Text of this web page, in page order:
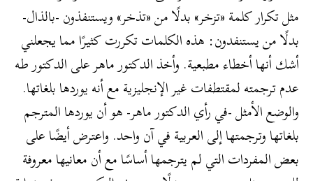
مثل تكرار كلمة «تزخر» بدلًا من «تذخر» ويستنفذون -بالذال-
بدلًا من يستنفدون: هذه الكلمات تكررت كثيرًا مما يجعلني
أشك أنها أخطاء مطبعية. وأخذ الدكتور ماهر على الدكتور طه
عدم ترجمته لمقتطفات غير الإنجليزية مع أنه يوردها بلغاتها.
والوضع الأمثل -في رأي الدكتور ماهر- هو أن يوردها المترجم
بلغاتها وترجمتها إلى العربية في آن واحد. واعترض أيضًا على
بعض المفردات التي لم يترجمها أساسًا مع أن معانيها معروفة